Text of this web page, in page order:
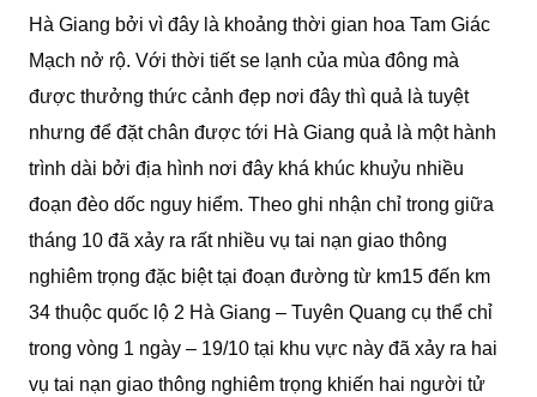
Hà Giang bởi vì đây là khoảng thời gian hoa Tam Giác
Mạch nở rộ. Với thời tiết se lạnh của mùa đông mà
được thưởng thức cảnh đẹp nơi đây thì quả là tuyệt
nhưng để đặt chân được tới Hà Giang quả là một hành
trình dài bởi địa hình nơi đây khá khúc khuỷu nhiều
đoạn đèo dốc nguy hiểm. Theo ghi nhận chỉ trong giữa
tháng 10 đã xảy ra rất nhiều vụ tai nạn giao thông
nghiêm trọng đặc biệt tại đoạn đường từ km15 đến km
34 thuộc quốc lộ 2 Hà Giang – Tuyên Quang cụ thể chỉ
trong vòng 1 ngày – 19/10 tại khu vực này đã xảy ra hai
vụ tai nạn giao thông nghiêm trọng khiến hai người tử